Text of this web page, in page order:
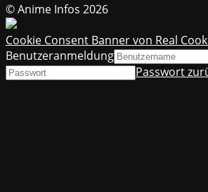
© Anime Infos 2026
Cookie Consent Banner von Real
Benutzeranmeldung
Passwort